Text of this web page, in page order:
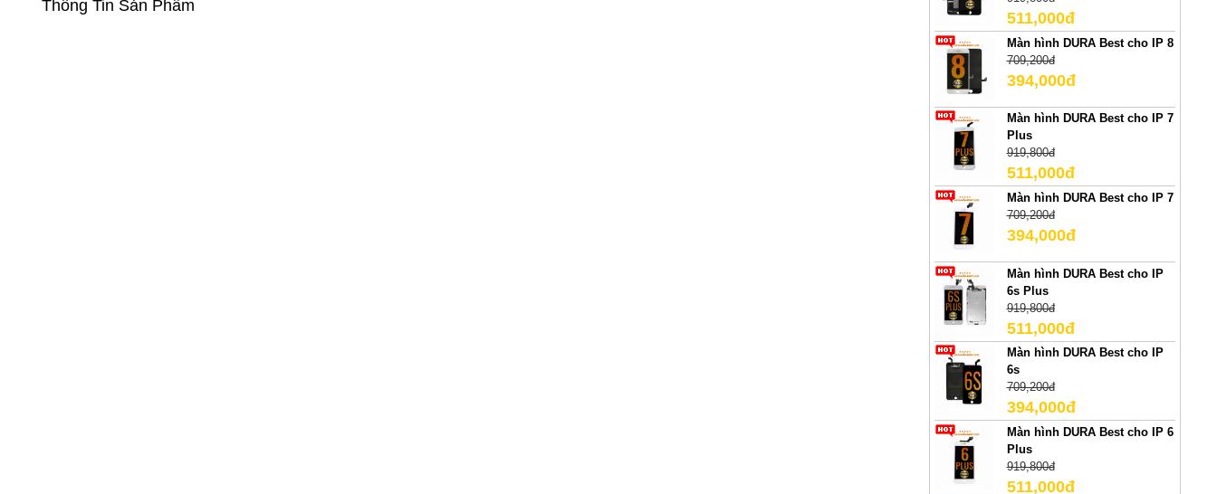
Thông Tin Sản Phẩm
511,000đ
Màn hình DURA Best cho IP 8
709,200đ
394,000đ
Màn hình DURA Best cho IP 7
Plus
919,800đ
511,000đ
Màn hình DURA Best cho IP 7
709,200đ
394,000đ
Màn hình DURA Best cho IP
6s Plus
919,800đ
511,000đ
Màn hình DURA Best cho IP
6s
709,200đ
394,000đ
Màn hình DURA Best cho IP 6
Plus
919,800đ
511,000đ